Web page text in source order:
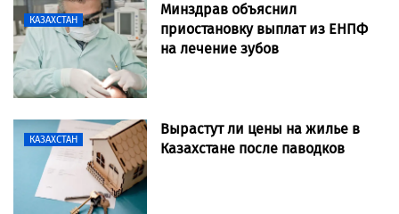
КАЗАХСТАН
Минздрав объяснил
приостановку выплат из ЕНПФ
на лечение зубов
КАЗАХСТАН
Вырастут ли цены на жилье в
Казахстане после паводков